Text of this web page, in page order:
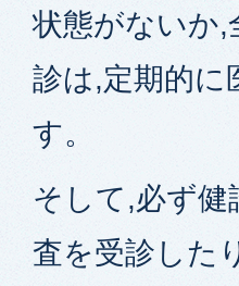
状態がないか,
診は,定期的に
す。
そして,必ず健
査を受診した